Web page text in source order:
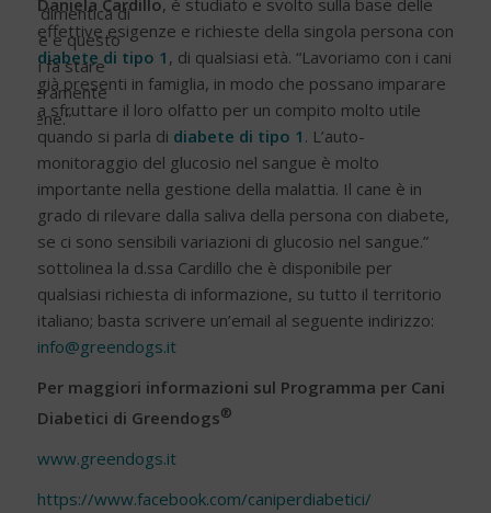
si dimentica di
me e questo
mi fa stare
veramente
bene.”
Daniela Cardillo, è studiato e svolto sulla base delle
effettive esigenze e richieste della singola persona con
diabete di tipo 1 , di qualsiasi età. “Lavoriamo con i cani
già presenti in famiglia, in modo che possano imparare
a sfruttare il loro olfatto per un compito molto utile
quando si parla di diabete di tipo 1 . L’auto-
monitoraggio del glucosio nel sangue è molto
importante nella gestione della malattia. Il cane è in
grado di rilevare dalla saliva della persona con diabete,
se ci sono sensibili variazioni di glucosio nel sangue.”
sottolinea la d.ssa Cardillo che è disponibile per
qualsiasi richiesta di informazione, su tutto il territorio
italiano; basta scrivere un’email al seguente indirizzo:
info@greendogs.it
Per maggiori informazioni sul Programma per Cani
Diabetici di Greendogs®
www.greendogs.it
https://www.facebook.com/caniperdiabetici/